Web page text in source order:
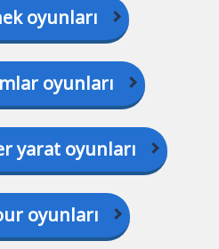
oyunları
oyunları
yarat oyunları
oyunları